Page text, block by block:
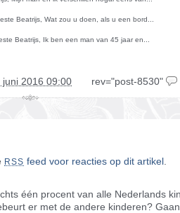
Beatrijs, Wat zou u doen, als u een bord...
Beatrijs, Ik ben een man van 45 jaar en...
rev="post-8530"
2016 09:00
RSS feed voor reacties op dit artikel
één procent van alle Nederlands
er met de andere kinderen?